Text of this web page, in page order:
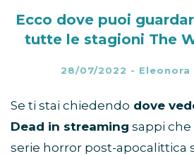
Ecco dove puoi
tutte le stagioni The
28/07/2022 - Eleonora
Se ti stai chiedendo dove
Dead in streaming sappi che
serie horror post-apocalittica